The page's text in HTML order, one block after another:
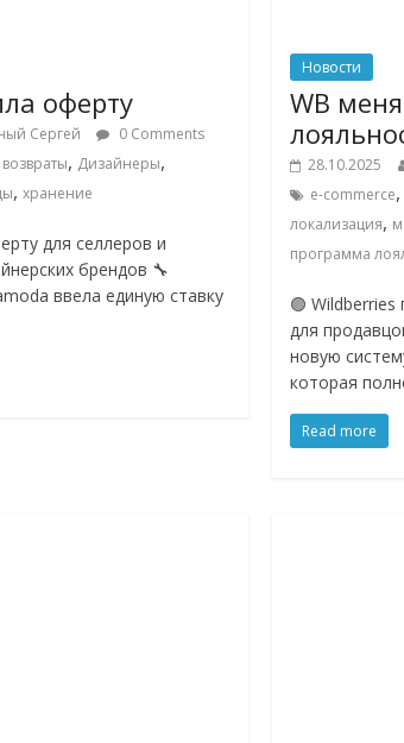
оферту
Сергей
0 Comments
возвраты, Дизайнеры,
, хранение
для селлеров и
брендов 🔧
ввела единую ставку
Новости
WB
28.10.2025
e-commerce
локализация,
программа
🟣 Wildberries
для
новую
которая
Read more